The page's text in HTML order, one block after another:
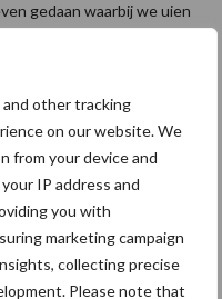
and other tracking
on our website. We
from your device and
IP address and
you with
marketing campaign
collecting precise
Please note that
gedaan waarbij we uien
zaaien
van
kouters”